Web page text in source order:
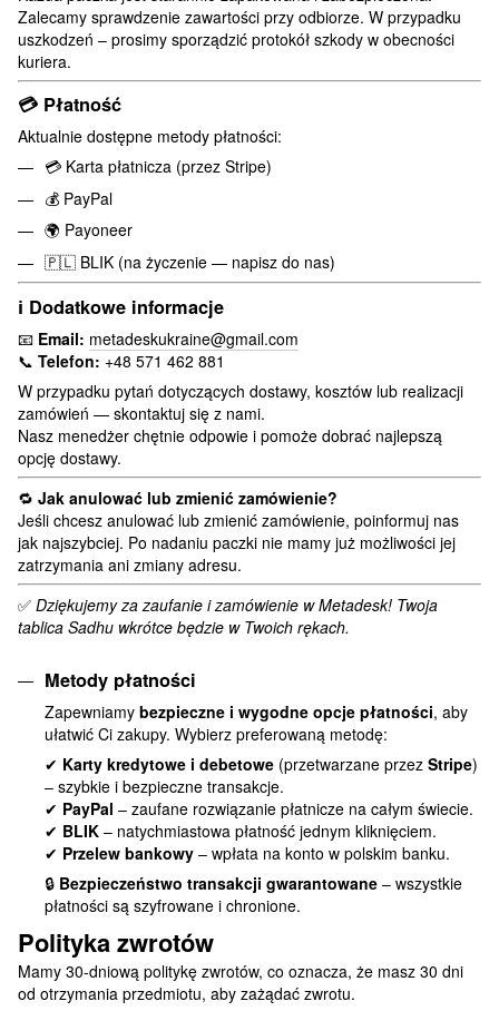
Zalecamy sprawdzenie zawartości przy odbiorze. W przypadku
uszkodzeń – prosimy sporządzić protokół szkody w obecności
kuriera.
💳 Płatność
Aktualnie dostępne metody płatności:
💳 Karta płatnicza (przez Stripe)
💰 PayPal
🌍 Payoneer
🇵🇱 BLIK (na życzenie — napisz do nas)
ℹ️ Dodatkowe informacje
📧 Email: metadeskukraine@gmail.com
📞 Telefon: +48 571 462 881
W przypadku pytań dotyczących dostawy, kosztów lub realizacji
zamówień — skontaktuj się z nami.
Nasz menedżer chętnie odpowie i pomoże dobrać najlepszą
opcję dostawy.
🔁 Jak anulować lub zmienić zamówienie?
Jeśli chcesz anulować lub zmienić zamówienie, poinformuj nas
jak najszybciej. Po nadaniu paczki nie mamy już możliwości jej
zatrzymania ani zmiany adresu.
✅ Dziękujemy za zaufanie i zamówienie w Metadesk! Twoja
tablica Sadhu wkrótce będzie w Twoich rękach.
Metody płatności
Zapewniamy bezpieczne i wygodne opcje płatności, aby
ułatwić Ci zakupy. Wybierz preferowaną metodę:
✔ Karty kredytowe i debetowe (przetwarzane przez Stripe)
– szybkie i bezpieczne transakcje.
✔ PayPal – zaufane rozwiązanie płatnicze na całym świecie.
✔ BLIK – natychmiastowa płatność jednym kliknięciem.
✔ Przelew bankowy – wpłata na konto w polskim banku.
🔒 Bezpieczeństwo transakcji gwarantowane – wszystkie
płatności są szyfrowane i chronione.
Polityka zwrotów
Mamy 30-dniową politykę zwrotów, co oznacza, że masz 30 dni
od otrzymania przedmiotu, aby zażądać zwrotu.